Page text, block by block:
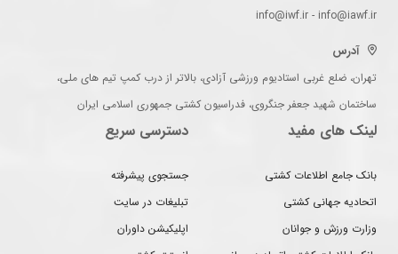
info@iwf.ir - info@iawf.ir
آدرس
تهران، ضلع غربی استادیوم ورزشی آزادی، بالاتر از درب کمپ تیم های ملی،
ساختمان شهید جعفر جنگروی، فدراسیون کشتی جمهوری اسلامی ایران
لینک های مفید
بانک جامع اطلاعات کشتی
اتحادیه جهانی کشتی
وزارت ورزش و جوانان
دسترسی سریع
جستجوی پیشرفته
تبلیغات در سایت
اپلیکیشن داوران